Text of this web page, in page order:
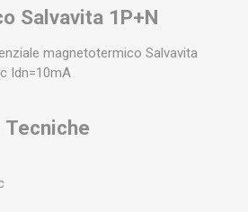
Salvavita 1P+N
magnetotermico Salvavita
Idn=10mA